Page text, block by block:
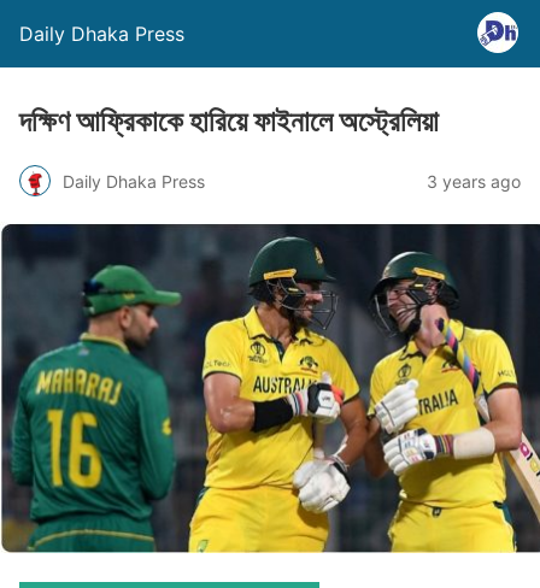
Daily Dhaka Press
দক্ষিণ আফ্রিকাকে হারিয়ে ফাইনালে অস্ট্রেলিয়া
Daily Dhaka Press 3 years ago